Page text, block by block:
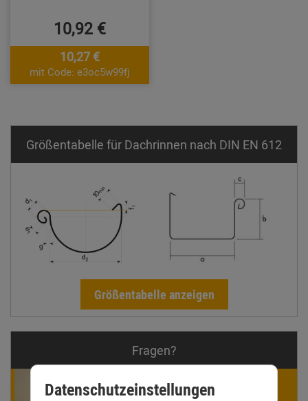
10,92 €
10,27 €
mit Code: e3oc5w99fj
Größentabelle für Dachrinnen nach DIN EN 612
Größentabelle anzeigen
Fragen?
Winnie Werner
Datenschutzeinstellungen